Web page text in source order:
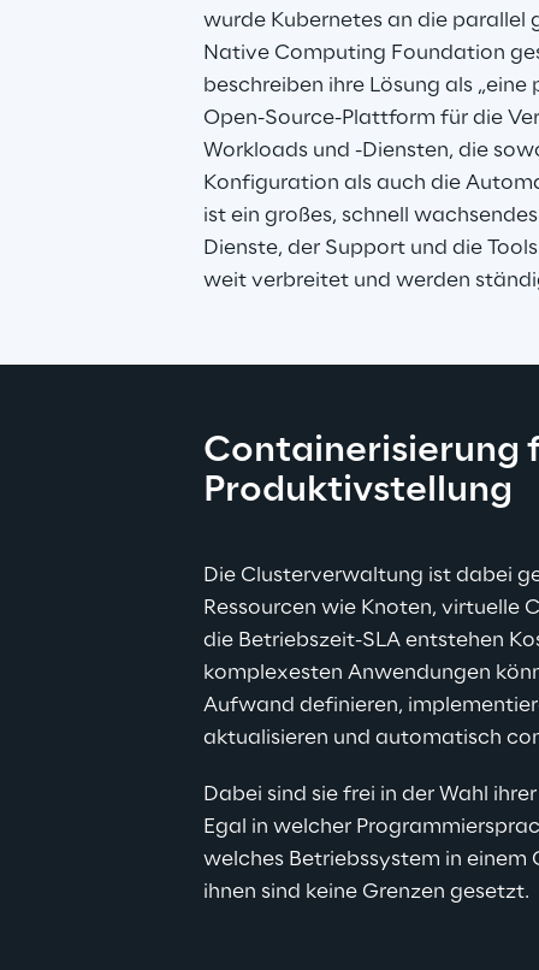
wurde Kubernetes an die parallel
Native Computing Foundation
beschreiben ihre Lösung als
Open-Source-Plattform für die
Workloads und -Diensten, die
Konfiguration als auch die
ist ein großes, schnell
Dienste, der Support und die
weit verbreitet und werden
Containerisierung
Produktivstellung
Die Clusterverwaltung ist dabei
Ressourcen wie Knoten, virtuelle
die Betriebszeit-SLA entstehen
komplexesten Anwendungen
Aufwand definieren,
aktualisieren und automatisch
Dabei sind sie frei in der Wahl
Egal in welcher
welches Betriebssystem in
ihnen sind keine Grenzen gesetzt.